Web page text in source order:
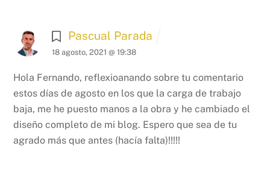
Pascual Parada
18 agosto, 2021 @ 19:38
Hola Fernando, reflexioanando sobre tu comentario
estos días de agosto en los que la carga de trabajo
baja, me he puesto manos a la obra y he cambiado el
diseño completo de mi blog. Espero que sea de tu
agrado más que antes (hacía falta)!!!!!